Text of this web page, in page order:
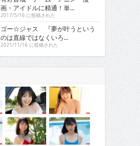
画・アイドルに精通！単...
2017/5/16 に投稿された
ゴー☆ジャス 『夢が叶うという
のは直線ではなくいろ...
2021/11/16 に投稿された